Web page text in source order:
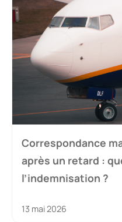
Correspondance
après un retard :
l’indemnisation ?
13 mai 2026